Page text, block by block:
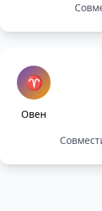
♈
Овен